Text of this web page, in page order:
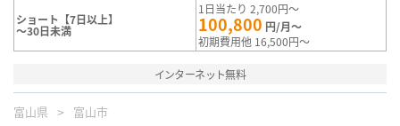
ショート【7日以上】
～30日未満
1日当たり 2,700円～
100,800 円/月～
初期費用他 16,500円～
インターネット無料
富山県 富山市